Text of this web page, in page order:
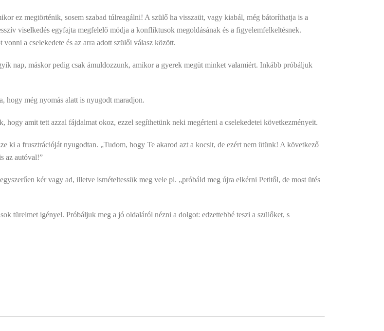
ez megtörténik, sosem szabad túlreagálni! A szülő ha visszaüt, vagy kiabál, még bátoríthatja is a
viselkedés egyfajta megfelelő módja a konfliktusok megoldásának és a figyelemfelkeltésnek.
a cselekedete és az arra adott szülői válasz között.
nap, máskor pedig csak ámuldozzunk, amikor a gyerek megüt minket valamiért. Inkább próbáljuk
hogy még nyomás alatt is nyugodt maradjon.
amit tett azzal fájdalmat okoz, ezzel segíthetünk neki megérteni a cselekedetei következményeit.
ki a frusztrációját nyugodtan. „Tudom, hogy Te akarod azt a kocsit, de ezért nem ütünk! A következő
az autóval!”
kér vagy ad, illetve ismételtessük meg vele pl. „próbáld meg újra elkérni Petitől, de most ütés
türelmet igényel. Próbáljuk meg a jó oldaláról nézni a dolgot: edzettebbé teszi a szülőket, s